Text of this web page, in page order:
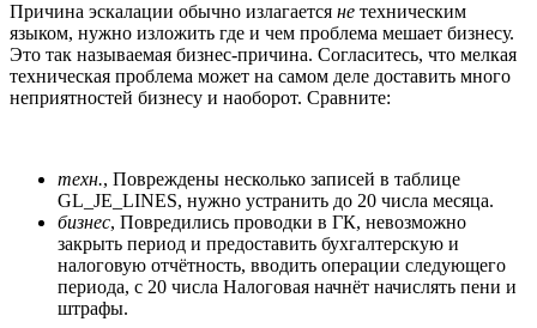
Причина эскалации обычно излагается не техническим
языком, нужно изложить где и чем проблема мешает бизнесу.
Это так называемая бизнес-причина. Согласитесь, что мелкая
техническая проблема может на самом деле доставить много
неприятностей бизнесу и наоборот. Сравните:
техн., Повреждены несколько записей в таблице
GL_JE_LINES, нужно устранить до 20 числа месяца.
бизнес, Повредились проводки в ГК, невозможно
закрыть период и предоставить бухгалтерскую и
налоговую отчётность, вводить операции следующего
периода, с 20 числа Налоговая начнёт начислять пени и
штрафы.